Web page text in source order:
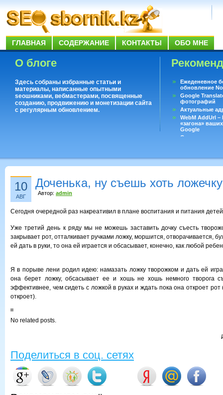
ГЛАВНАЯ СОДЕРЖАНИЕ КОНТАКТЫ ОБО МНЕ
О блоге
Здесь собраны избранные статьи и
материалы, написанные опытными
seoшниками, вебмастерами, посвященные
созданию, продвижению и монетизации сайта
с регулярным обновлением.
Ежеденевное
обновление
Google
фотографий
Актуальные
WebM AddUrl
«загона»
Google
Существует
10
АВГ
Доченька, ну съешь хоть ложечку
Автор: admin
Сегодня очередной раз накреативил в плане воспитания и питания
Уже третий день к ряду мы не можешь заставить дочку съесть
закрывает рот, отталкивает ручками ложку, моршится, отворачивается,
ей дать в руки, то она ей играется и обсасывает, конечно, как любой
Я в порыве лени родил идею: намазать ложку творожком и дать ей
она берет ложку, обсасывает ее и хошь не хошь немного творога
эффективнее, чем сидеть с ложкой в руках и ждать пока она откроет рот
откроет).
No related posts.
Поделиться в соц. сетях